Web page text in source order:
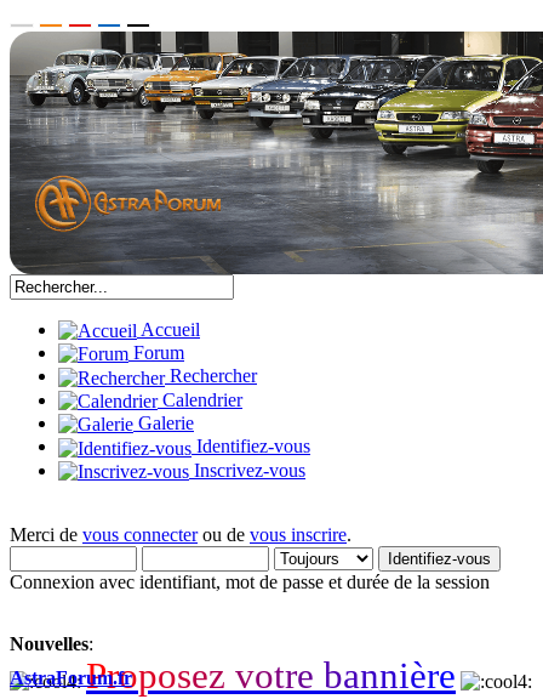
Accueil
Forum
Rechercher
Calendrier
Galerie
Identifiez-vous
Inscrivez-vous
Merci de vous connecterou de vous inscrire.
Connexion avec identifiant, mot de passe et durée de la session
Nouvelles:
Proposez votre bannière
AstraForum.fr